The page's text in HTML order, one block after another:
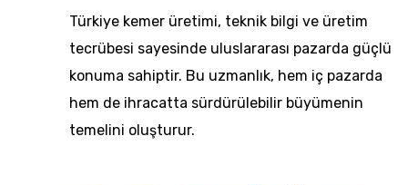
Türkiye kemer üretimi, teknik bilgi ve üretim
tecrübesi sayesinde uluslararası pazarda güçlü
konuma sahiptir. Bu uzmanlık, hem iç pazarda
hem de ihracatta sürdürülebilir büyümenin
temelini oluşturur.